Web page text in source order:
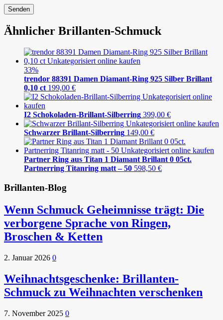
Ähnlicher Brillanten-Schmuck
33%
trendor 88391 Damen Diamant-Ring 925 Silber Brillant
0,10 ct 199,00 €
I2 Schokoladen-Brillant-Silberring 399,00 €
Schwarzer Brillant-Silberring 149,00 €
Partner Ring aus Titan 1 Diamant Brillant 0 05ct.
Partnerring Titanring matt – 50 598,50 €
Brillanten-Blog
Wenn Schmuck Geheimnisse trägt: Die
verborgene Sprache von Ringen,
Broschen & Ketten
2. Januar 2026 0
Weihnachtsgeschenke: Brillanten-
Schmuck zu Weihnachten verschenken
7. November 2025 0